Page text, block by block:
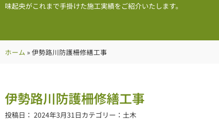
味起央がこれまで手掛けた施工実績をご紹介いたします。
ホーム » 伊勢路川防護柵修繕工事
伊勢路川防護柵修繕工事
投稿日： 2024年3月31日カテゴリー： 土木